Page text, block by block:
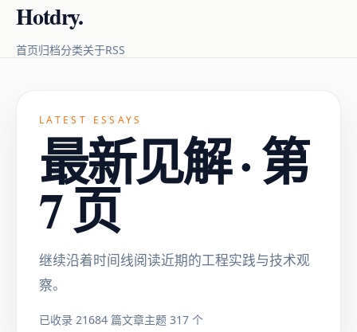
Hotdry.
首页归档分类关于RSS
LATEST ESSAYS
最新见解 · 第
7 页
继续沿着时间线阅读近期的工程实践与技术观
察。
已收录 21684 篇文章主题 317 个